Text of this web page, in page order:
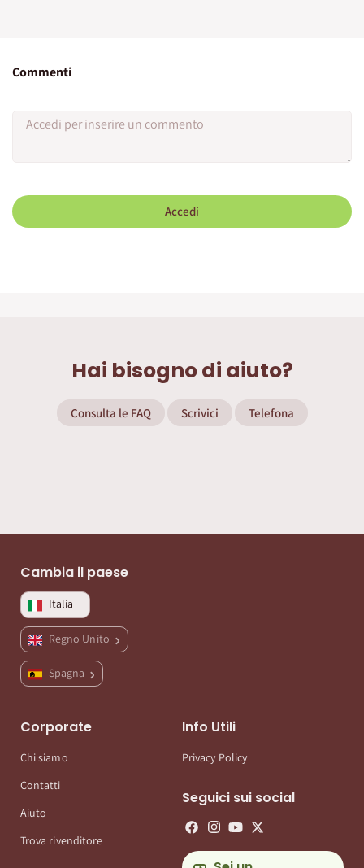
Commenti
Accedi
Hai bisogno di aiuto?
Consulta le FAQ Scrivici Telefona
Cambia il paese
Italia
Regno Unito
Spagna
Corporate
Chi siamo
Contatti
Aiuto
Trova rivenditore
Info Utili
Privacy Policy
Seguici sui social